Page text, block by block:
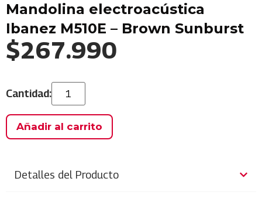
Mandolina electroacústica
Ibanez M510E – Brown Sunburst
$267.990
Añadir al carrito
Detalles del Producto